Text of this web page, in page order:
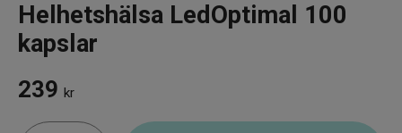
Helhetshälsa LedOptimal 100
kapslar
239 kr